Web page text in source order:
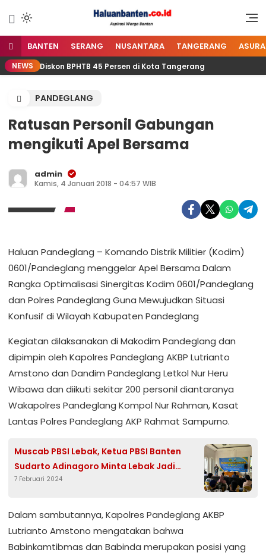
konten
Haluan Banten
Aspirasi Warga Banten
BANTEN SERANG NUSANTARA TANGERANG
NEWS
Ada Diskon BPHTB 45 Persen di Kota Tangerang
PANDEGLANG
Ratusan Personil Gabungan
mengikuti Apel Bersama
admin
Kamis, 4 Januari 2018 - 04:57 WIB
Haluan Pandeglang – Komando Distrik Militier (Kodim)
0601/Pandeglang menggelar Apel Bersama Dalam
Rangka Optimalisasi Sinergitas Kodim 0601/Pandeglang
dan Polres Pandeglang Guna Mewujudkan Situasi
Konfusif di Wilayah Kabupaten Pandeglang
Kegiatan dilaksanakan di Makodim Pandeglang dan
dipimpin oleh Kapolres Pandeglang AKBP Lutrianto
Amstono dan Dandim Pandeglang Letkol Nur Heru
Wibawa dan diikuti sekitar 200 personil diantaranya
Wakapolres Pandeglang Kompol Nur Rahman, Kasat
Lantas Polres Pandeglang AKP Rahmat Sampurno.
Muscab PBSI Lebak, Ketua PBSI Banten
Sudarto Adinagoro Minta Lebak Jadi
Lumbung Atlet Bulutangkis Handal
7 Februari 2024
Dalam sambutannya, Kapolres Pandeglang AKBP
Lutrianto Amstono mengatakan bahwa
Babinkamtibmas dan Babinda merupakan posisi yang